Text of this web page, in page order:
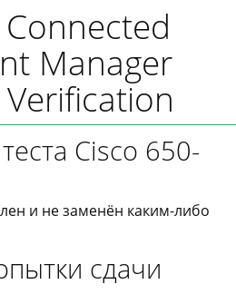
Manager
Cisco 650-
и не заменён каким-либо
сдачи